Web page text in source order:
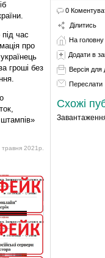
час
про
гроші без
травня 2021р.
0
Ділитись
На головну
Додати в
Версія для
Переслати
Схожі
Завантаження